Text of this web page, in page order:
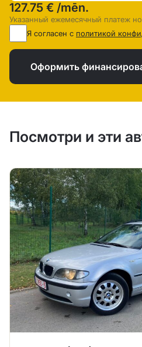
127.75 € /mēn.
Указанный ежемесячный платеж
Я согласен с политикой
Оформить
Посмотри и эти